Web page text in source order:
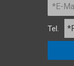
Tel.